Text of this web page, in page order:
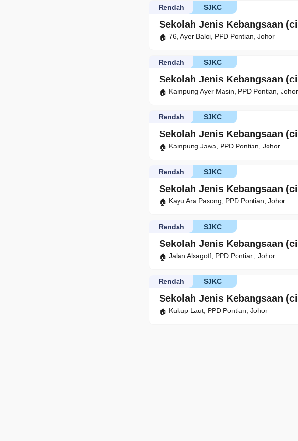
Sekolah Jenis Kebangsaan
SJKC
Rendah
76, Ayer Baloi, PPD Pontian, Johor
Sekolah Jenis Kebangsaan
SJKC
Rendah
Kampung Ayer Masin, PPD Pontian, Johor
Sekolah Jenis Kebangsaan
SJKC
Rendah
Kampung Jawa, PPD Pontian, Johor
Sekolah Jenis Kebangsaan
SJKC
Rendah
Kayu Ara Pasong, PPD Pontian, Johor
Sekolah Jenis Kebangsaan
SJKC
Rendah
Jalan Alsagoff, PPD Pontian, Johor
Sekolah Jenis Kebangsaan
SJKC
Rendah
Kukup Laut, PPD Pontian, Johor